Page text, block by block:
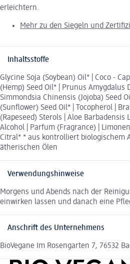
erleichtern.
Mehr zu den Siegeln und
Inhaltsstoffe
Glycine Soja (Soybean) Oil* | Coco -
(Hemp) Seed Oil* | Prunus Amygdalus
Simmondsia Chinensis (Jojoba) Seed
(Sunflower) Seed Oil* | Tocopherol |
(Rapeseed) Sterols | Aloe Barbadensis
Alcohol | Parfum (Fragrance) |
Citral* * aus kontrolliert biologischem
ätherischen Ölen
Verwendungshinweise
Morgens und Abends nach der
einwirken lassen und danach eine
Anschrift des Unternehmens
BioVegane Im Rosengarten 7, 76532